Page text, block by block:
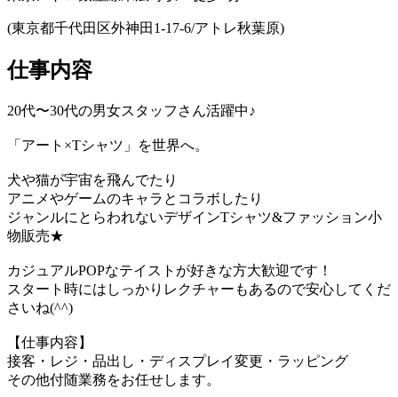
(東京都千代田区外神田1-17-6/アトレ秋葉原)
仕事内容
20代〜30代の男女スタッフさん活躍中♪
「アート×Tシャツ」を世界へ。
犬や猫が宇宙を飛んでたり
アニメやゲームのキャラとコラボしたり
ジャンルにとらわれないデザインTシャツ&ファッション小
物販売★
カジュアルPOPなテイストが好きな方大歓迎です！
スタート時にはしっかりレクチャーもあるので安心してくだ
さいね(^^)
【仕事内容】
接客・レジ・品出し・ディスプレイ変更・ラッピング
その他付随業務をお任せします。